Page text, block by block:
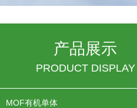
产品展示
PRODUCT DISPLAY
MOF有机单体